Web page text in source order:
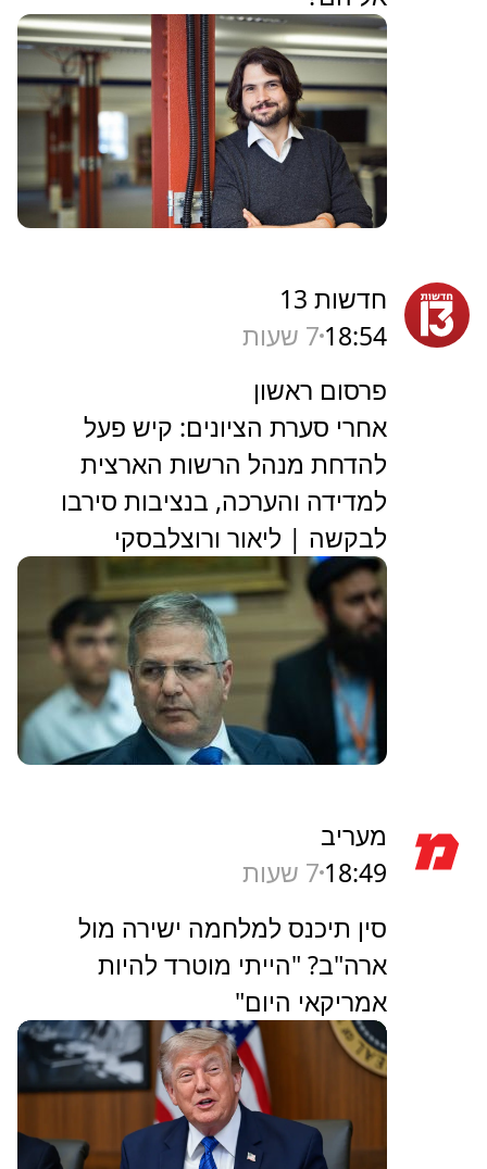
חדשות 13
18:54 7 שעות
פרסום ראשון
אחרי סערת הציונים: קיש פעל
להדחת מנהל הרשות הארצית
למדידה והערכה, בנציבות סירבו
לבקשה | ליאור ורוצלבסקי
מעריב
18:49 7 שעות
סין תיכנס למלחמה ישירה מול
ארה"ב? "הייתי מוטרד להיות
אמריקאי היום"